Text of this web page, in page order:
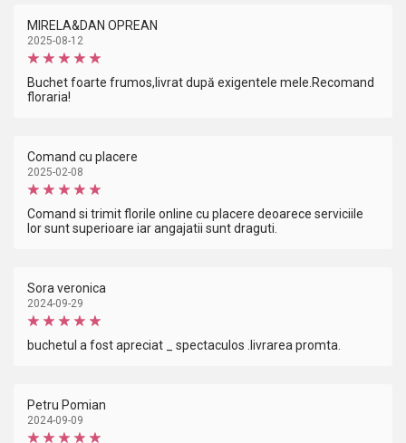
MIRELA&DAN OPREAN
2025-08-12
Buchet foarte frumos,livrat după exigentele mele.Recomand
floraria!
Comand cu placere
2025-02-08
Comand si trimit florile online cu placere deoarece serviciile
lor sunt superioare iar angajatii sunt draguti.
Sora veronica
2024-09-29
buchetul a fost apreciat _ spectaculos .livrarea promta.
Petru Pomian
2024-09-09